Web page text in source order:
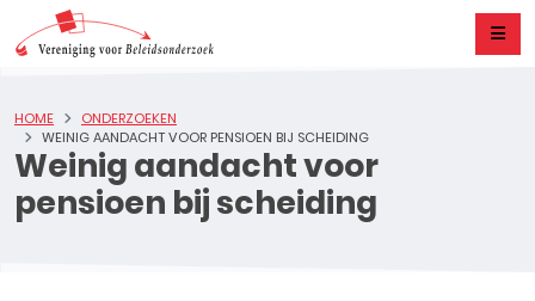
Weinig aandacht voor
pensioen bij scheiding
HOME
ONDERZOEKEN
WEINIG AANDACHT VOOR PENSIOEN BIJ SCHEIDING